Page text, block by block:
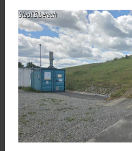
Stadt Biberach